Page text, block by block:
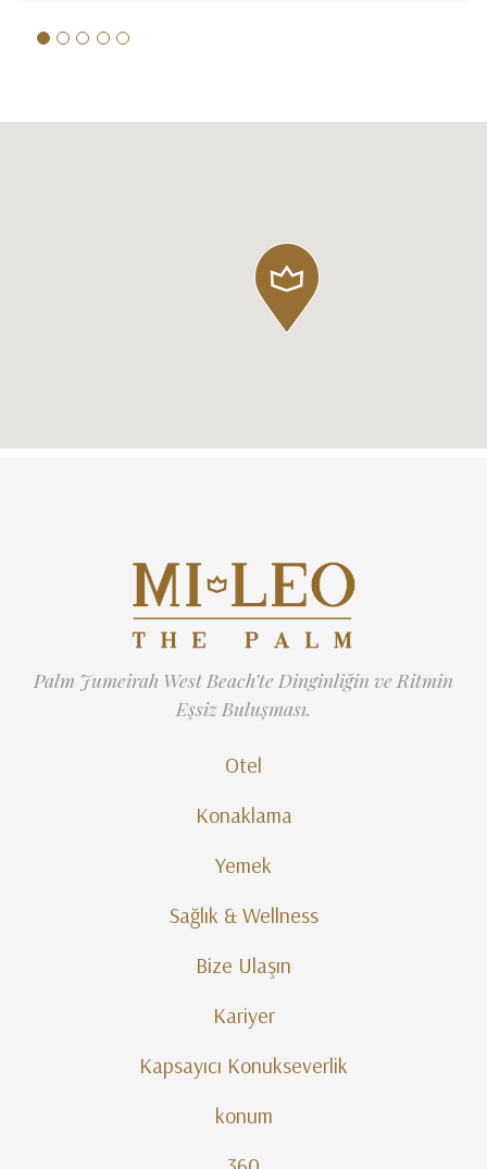
Palm Jumeirah West Beach’te Dinginliğin ve Ritmin
Eşsiz Buluşması.
Otel
Konaklama
Yemek
Sağlık & Wellness
Bize Ulaşın
Kariyer
Kapsayıcı Konukseverlik
konum